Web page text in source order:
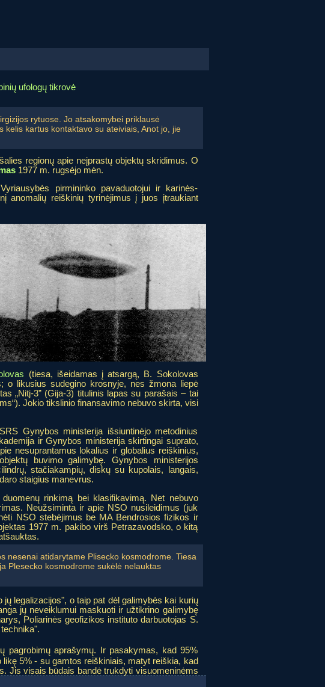
ufologų tikrovė
rytuose. Jo atsakomybei priklausė
kartus kontaktavo su ateiviais, Anot jo, jie
regionų apie neįprastų objektų skridimus. O
1977 m. rugsėjo mėn.
pirmininko pavaduotojui ir karinės-
anomalių reiškinių tyrinėjimus į juos įtraukiant
(tiesa, išeidamas į atsargą, B. Sokolovas
o likusius sudegino krosnyje, nes žmona liepė
„Nitj-3” (Gija-3) titulinis lapas su parašais – tai
Jokio tikslinio finansavimo nebuvo skirta, visi
Gynybos ministerija išsiuntinėjo metodinius
ir Gynybos ministerija skirtingai suprato,
nesuprantamus lokalius ir globalius reiškinius,
buvimo galimybę. Gynybos ministerijos
stačiakampių, diskų su kupolais, langais,
staigius manevrus.
rinkimą bei klasifikavimą. Net nebuvo
Neužsiminta ir apie NSO nusileidimus (juk
NSO stebėjimus be MA Bendrosios fizikos ir
1977 m. pakibo virš Petrazavodsko, o kitą
nesenai atidarytame Plisecko kosmodrome. Tiesa
Plesecko kosmodrome sukėlė nelauktas
legalizacijos", o taip pat dėl galimybės kai kurių
jų neveiklumui maskuoti ir užtikrino galimybę
Poliarinės geofizikos instituto darbuotojas S.
pagrobimų aprašymų. Ir pasakymas, kad 95%
5% - su gamtos reiškiniais, matyt reiškia, kad
Jis visais būdais bandė trukdyti visuomeninėms